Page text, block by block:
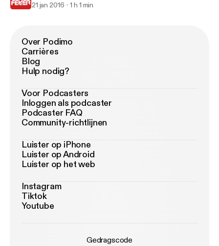
21 jan 2016 1 h 1 min
Over Podimo
Carrières
Blog
Hulp nodig?
Voor Podcasters
Inloggen als podcaster
Podcaster FAQ
Community-richtlijnen
Luister op iPhone
Luister op Android
Luister op het web
Instagram
Tiktok
Youtube
Gedragscode